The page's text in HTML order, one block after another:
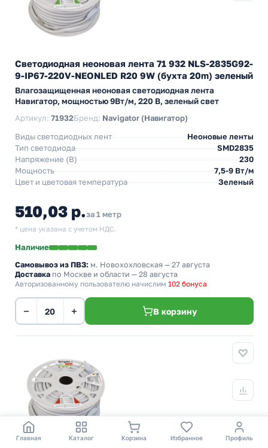
Светодиодная неоновая лента 71 932 NLS-2835G92-
9-IP67-220V-NEONLED R20 9W (бухта 20m) зеленый
Влагозащищенная неоновая светодиодная лента
Навигатор, мощностью 9Вт/м, 220 В, зеленый свет
Артикул: 71932Бренд: Navigator (Навигатор)
Виды светодиодных лент
Неоновые ленты
Тип светодиода
SMD2835
Напряжение (В)
230
Мощность
7,5-9 Вт/м
Цвет и цветовая температура
Зеленый
510,03 р.за 1 метр
* цена указана с учетом НДС.
Наличие
Самовывоз из ПВЗ: м. Новохохловская — 27 августа
Доставка по Москве и области — 28 августа
Авторизованному пользователю начислим 102 бонуса
− + В корзину
Главная Каталог Корзина Избранное Профиль